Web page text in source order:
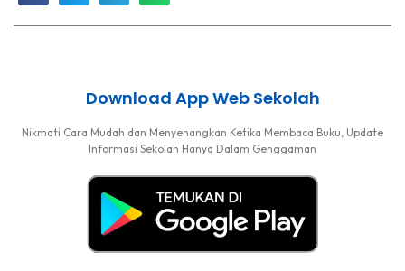
Download App Web Sekolah
Nikmati Cara Mudah dan Menyenangkan Ketika Membaca Buku, Update
Informasi Sekolah Hanya Dalam Genggaman